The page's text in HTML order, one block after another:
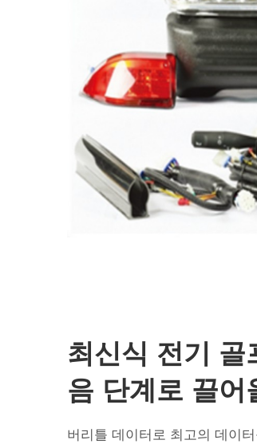
최신식 전기
음 단계로 끌어
버리틀 데이터로 최고의 데이